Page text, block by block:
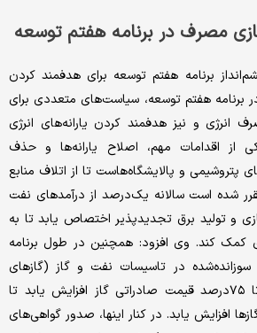
مصرف در برنامه هفتم توسعه
برنامه هفتم توسعه برای هدفمند کردن
برنامه هفتم توسعه، سیاست‌های متعددی برای
انرژی و نیز هدفمند کردن یارانه‌های انرژی
اقدامات مهم، اصلاح یارانه‌ها و حذف
و پالایشگاه‌هاست تا از اتلاف منابع
شده است سالانه یک‌درصد از درآمدهای نفت
و تولید برق تجدیدپذیر اختصاص یابد تا به
کند. وی افزود: همچنین در طول برنامه
در تاسیسات نفت و گاز (گازهای
همراه مشعل) به‌تدریج تا ۷۵‌درصد قیمت صادراتی گاز افزایش یابد تا
افزایش یابد. در کنار اینها، صدور گواهی‌های